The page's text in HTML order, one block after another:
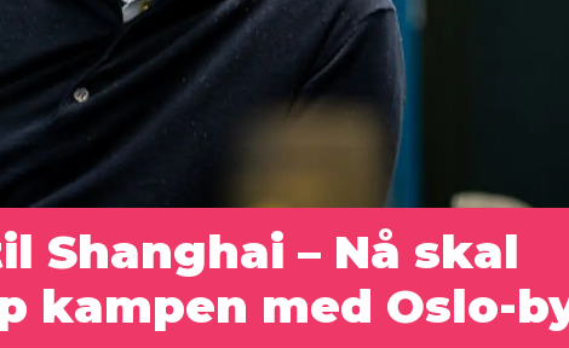
Shanghai – Nå skal
kampen med Oslo-